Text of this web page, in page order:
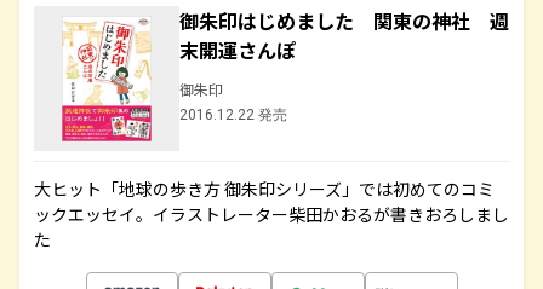
御朱印はじめました 関東の神社 週
末開運さんぽ
御朱印
2016.12.22 発売
大ヒット「地球の歩き方 御朱印シリーズ」では初めてのコミ
ックエッセイ。イラストレーター柴田かおるが書きおろしまし
た